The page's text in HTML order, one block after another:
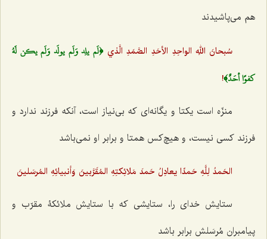
هم می‌پاشیدند
سُبحانَ اللهِ الواحِدِ الأحَدِ الصَّمَدِ الَّذي‌﴿لَم يلِد وَلَم يولَد وَلَم يكن لَهُ
كفوًا أحَدٌ﴾!
منزّه است یکتا و یگانه‌ای که بی‌نیاز است، آنکه فرزند ندارد و
فرزند کسی نیست، و هیچ‌کس همتا و برابر او نمی‌باشد
الحَمدُ لِلَّهِ حَمدًا يعادِلُ حَمدَ مَلائِكتِهِ المُقَرَّبينَ وَأنبيائِهِ المُرسَلينَ
ستایش خدای را، ستایشی که با ستایش ملائکۀ‌ مقرّب و
پیامبران مُرسَلش برابر باشد